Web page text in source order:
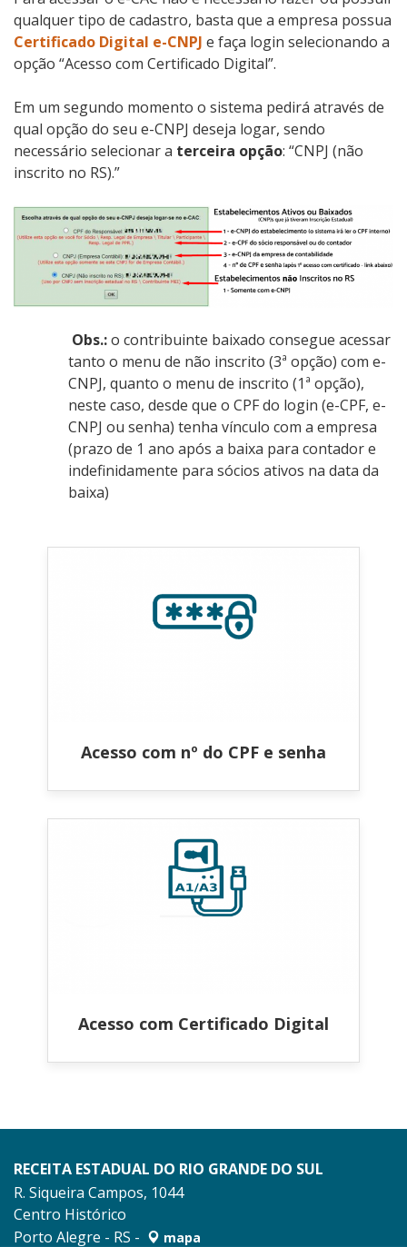
qualquer tipo de cadastro, basta que a empresa possua
Certificado Digital e-CNPJ e faça login selecionando a
opção “Acesso com Certificado Digital”.
Em um segundo momento o sistema pedirá através de
qual opção do seu e-CNPJ deseja logar, sendo
necessário selecionar a terceira opção: “CNPJ (não
inscrito no RS).”
Obs.:o contribuinte baixado consegue acessar
tanto o menu de não inscrito (3ª opção) com e-
CNPJ, quanto o menu de inscrito (1ª opção),
neste caso, desde que o CPF do login (e-CPF, e-
CNPJ ou senha) tenha vínculo com a empresa
(prazo de 1 ano após a baixa para contador e
indefinidamente para sócios ativos na data da
baixa)
Acesso com nº do CPF e senha
Acesso com Certificado Digital
RECEITA ESTADUAL DO RIO GRANDE DO SUL
R. Siqueira Campos, 1044
Centro Histórico
Porto Alegre - RS -
mapa